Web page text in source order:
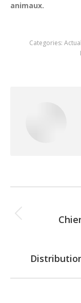
animaux.
Categories: